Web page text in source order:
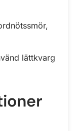
lättkvarg